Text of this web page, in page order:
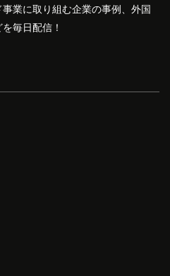
業に取り組む企業の事例、外国
毎日配信！